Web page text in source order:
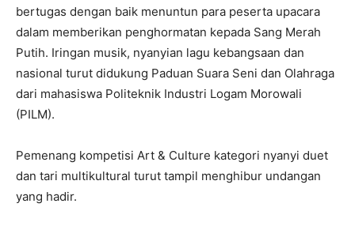
bertugas dengan baik menuntun para peserta upacara
dalam memberikan penghormatan kepada Sang Merah
Putih. Iringan musik, nyanyian lagu kebangsaan dan
nasional turut didukung Paduan Suara Seni dan Olahraga
dari mahasiswa Politeknik Industri Logam Morowali
(PILM).
Pemenang kompetisi Art & Culture kategori nyanyi duet
dan tari multikultural turut tampil menghibur undangan
yang hadir.